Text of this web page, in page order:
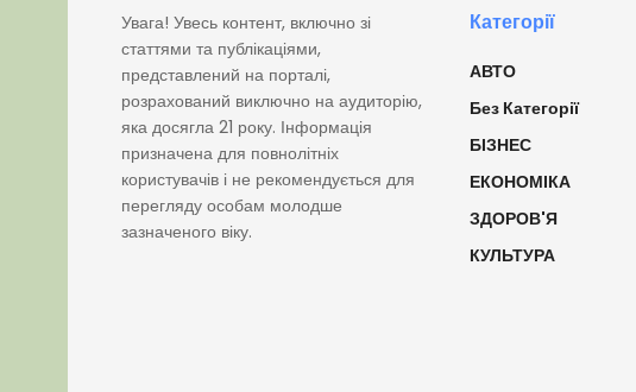
Увага! Увесь контент, включно зі
статтями та публікаціями,
представлений на порталі,
розрахований виключно на аудиторію,
яка досягла 21 року. Інформація
призначена для повнолітніх
користувачів і не рекомендується для
перегляду особам молодше
зазначеного віку.
Категорії
АВТО
Без Категорії
БІЗНЕС
ЕКОНОМІКА
ЗДОРОВ'Я
КУЛЬТУРА